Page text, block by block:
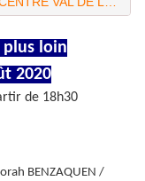
loin
2020
de 18h30
BENZAQUEN /